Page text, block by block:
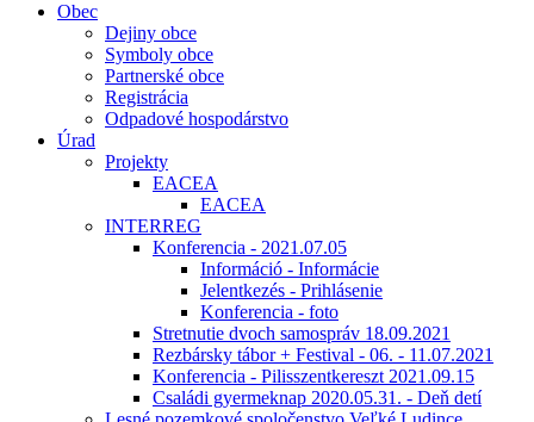
Obec
Dejiny obce
Symboly obce
Partnerské obce
Registrácia
Odpadové hospodárstvo
Úrad
Projekty
EACEA
EACEA
INTERREG
Konferencia - 2021.07.05
Információ - Informácie
Jelentkezés - Prihlásenie
Konferencia - foto
Stretnutie dvoch samospráv 18.09.2021
Rezbársky tábor + Festival - 06. - 11.07.2021
Konferencia - Pilisszentkereszt 2021.09.15
Családi gyermeknap 2020.05.31. - Deň detí